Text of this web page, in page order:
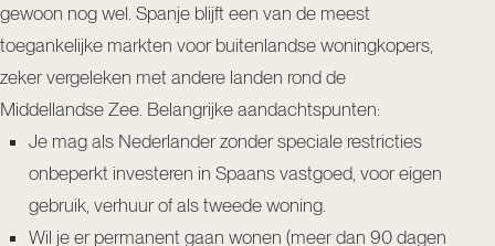
gewoon nog wel. Spanje blijft een van de meest
toegankelijke markten voor buitenlandse woningkopers,
zeker vergeleken met andere landen rond de
Middellandse Zee. Belangrijke aandachtspunten:
Je mag als Nederlander zonder speciale restricties
onbeperkt investeren in Spaans vastgoed, voor eigen
gebruik, verhuur of als tweede woning.
Wil je er permanent gaan wonen (meer dan 90 dagen